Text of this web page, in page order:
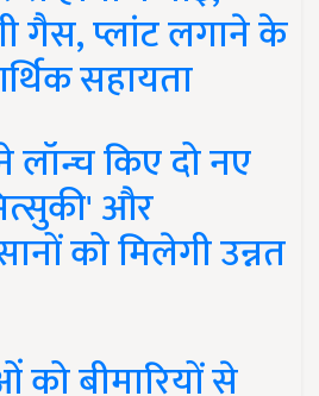
गैस, प्लांट लगाने के
सहायता
किए दो नए
और
को मिलेगी उन्नत
बीमारियों से